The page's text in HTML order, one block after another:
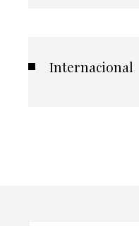
Internacional